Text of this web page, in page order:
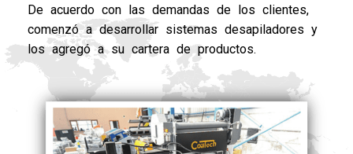
De acuerdo con las demandas de los clientes,
comenzó a desarrollar sistemas desapiladores y
los agregó a su cartera de productos.